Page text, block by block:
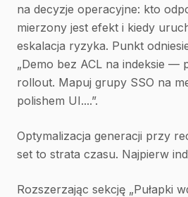
na decyzje operacyjne: kto
mierzony jest efekt i kiedy
eskalacja ryzyka. Punkt
„Demo bez ACL na indeksie —
rollout. Mapuj grupy SSO na
polishem UI....”.
Optymalizacja generacji przy
set to strata czasu. Najpierw
Rozszerzając sekcję „Pułapki